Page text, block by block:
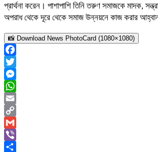
প্রার্থনা করেন। পাশাপাশি তিনি তরুণ সমাজকে মাদক,
অপরাধ থেকে দূরে থেকে সমাজ উন্নয়নে কাজ করার
📸 Download News PhotoCard (1080×1080)
Facebook
Twitter
Messenger
WhatsApp
Email
Copy
Link
Gmail
Viber